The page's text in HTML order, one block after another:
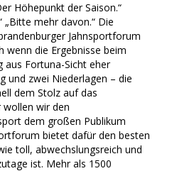
Höhepunkt der Saison.“
„Bitte mehr davon.“ Die
Jahnsportforum
wenn die Ergebnisse beim
aus Fortuna-Sicht eher
und zwei Niederlagen – die
dem Stolz auf das
wollen wir den
dem großen Publikum
bietet dafür den besten
toll, abwechslungsreich und
ist. Mehr als 1500